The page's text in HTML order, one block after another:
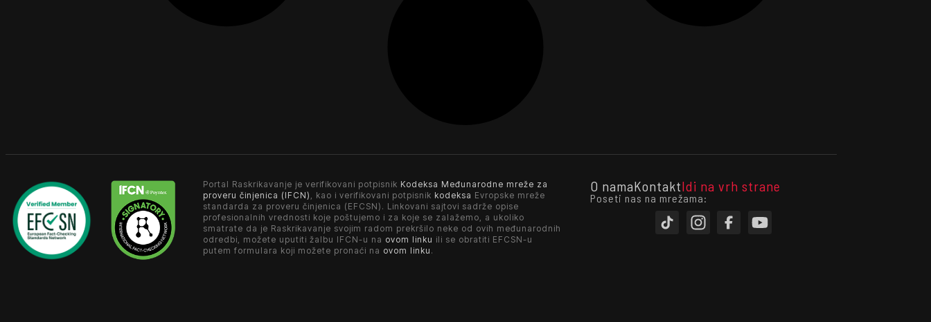
Portal Raskrikavanje je verifikovani potpisnik Kodeksa Međunarodne mreže za
proveru činjenica (IFCN) , kao i verifikovani potpisnik kodeksa Evropske mreže
standarda za proveru činjenica (EFCSN). Linkovani sajtovi sadrže opise
profesionalnih vrednosti koje poštujemo i za koje se zalažemo, a ukoliko
smatrate da je Raskrikavanje svojim radom prekršilo neke od ovih međunarodnih
odredbi, možete uputiti žalbu IFCN-u na ovom linku ili se obratiti EFCSN-u
putem formulara koji možete pronaći na ovom linku .
O namaKontaktIdi na vrh strane
Poseti nas na mrežama: